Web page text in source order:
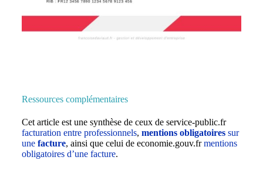
Ressources complémentaires
Cet article est une synthèse de ceux de service-public.fr
facturation entre professionnels, mentions obligatoiressur
une facture, ainsi que celui de economie.gouv.frmentions
obligatoires d’une facture.